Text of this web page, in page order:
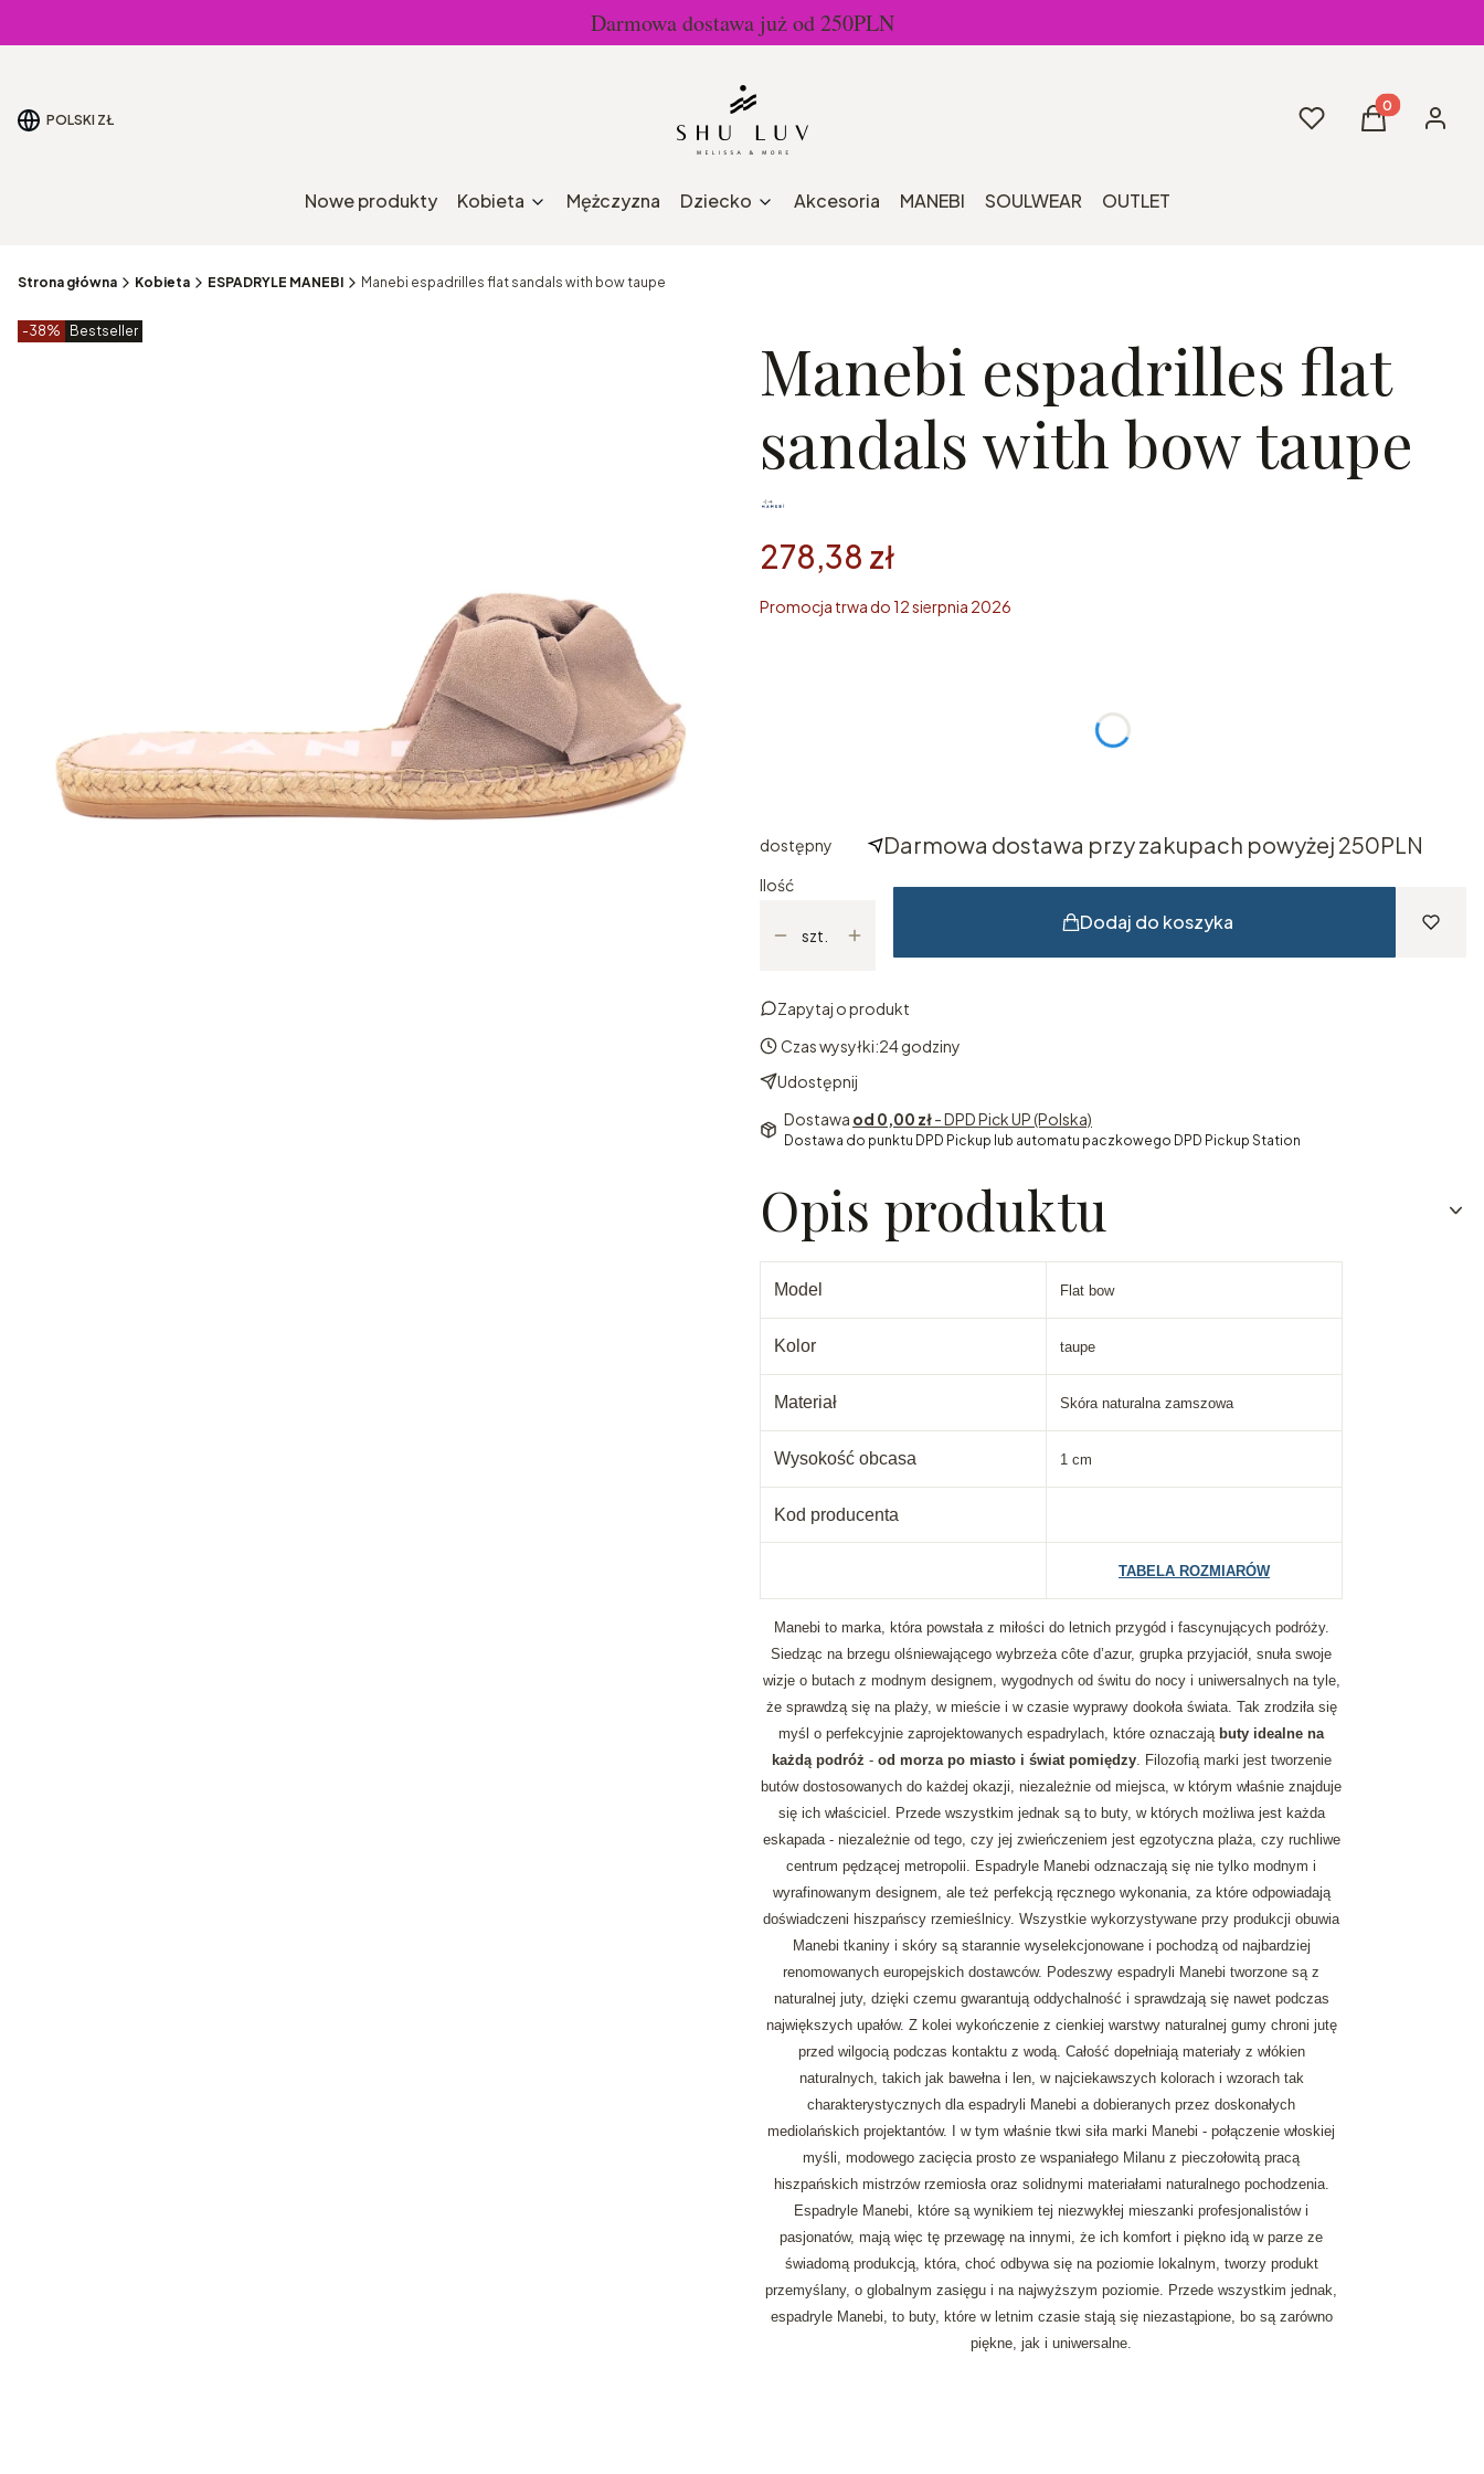
Darmowa dostawa już od 250PLN
POLSKI ZŁ UlubioneProdukty w
Koszyk
Nowe produkty Kobieta Mężczyzna Dziecko Akcesoria MANEBI SOULWEAR OUTLET
Strona główna Kobieta ESPADRYLE MANEBI Manebi espadrilles flat sandals with bow taupe
Etykiety produktu
-38% zniżki
Bestseller
Manebi espadrilles flat
sandals with bow taupe
278,38 zł
Promocja trwa do 12 sierpnia 2026
dostępny Darmowa dostawa przy zakupach powyżej 250PLN
Ilość
szt.
Dodaj do koszyka
Zapytaj o produkt
Czas wysyłki:24 godziny
Udostępnij
Dostawa od 0,00 zł- DPD Pick UP (Polska)
Dostawa do punktu DPD Pickup lub automatu paczkowego DPD Pickup Station
Opis produktu
Model Flat bow
Kolor taupe
Materiał Skóra naturalna zamszowa
Wysokość obcasa 1 cm
Kod producenta
TABELA ROZMIARÓW
Manebi to marka, która powstała z miłości do letnich przygód i fascynujących podróży.
Siedząc na brzegu olśniewającego wybrzeża côte d’azur, grupka przyjaciół, snuła swoje
wizje o butach z modnym designem, wygodnych od świtu do nocy i uniwersalnych na tyle,
że sprawdzą się na plaży, w mieście i w czasie wyprawy dookoła świata. Tak zrodziła się
myśl o perfekcyjnie zaprojektowanych espadrylach, które oznaczają buty idealne na
każdą podróż - od morza po miasto i świat pomiędzy. Filozofią marki jest tworzenie
butów dostosowanych do każdej okazji, niezależnie od miejsca, w którym właśnie znajduje
się ich właściciel. Przede wszystkim jednak są to buty, w których możliwa jest każda
eskapada - niezależnie od tego, czy jej zwieńczeniem jest egzotyczna plaża, czy ruchliwe
centrum pędzącej metropolii. Espadryle Manebi odznaczają się nie tylko modnym i
wyrafinowanym designem, ale też perfekcją ręcznego wykonania, za które odpowiadają
doświadczeni hiszpańscy rzemieślnicy. Wszystkie wykorzystywane przy produkcji obuwia
Manebi tkaniny i skóry są starannie wyselekcjonowane i pochodzą od najbardziej
renomowanych europejskich dostawców. Podeszwy espadryli Manebi tworzone są z
naturalnej juty, dzięki czemu gwarantują oddychalność i sprawdzają się nawet podczas
największych upałów. Z kolei wykończenie z cienkiej warstwy naturalnej gumy chroni jutę
przed wilgocią podczas kontaktu z wodą. Całość dopełniają materiały z włókien
naturalnych, takich jak bawełna i len, w najciekawszych kolorach i wzorach tak
charakterystycznych dla espadryli Manebi a dobieranych przez doskonałych
mediolańskich projektantów. I w tym właśnie tkwi siła marki Manebi - połączenie włoskiej
myśli, modowego zacięcia prosto ze wspaniałego Milanu z pieczołowitą pracą
hiszpańskich mistrzów rzemiosła oraz solidnymi materiałami naturalnego pochodzenia.
Espadryle Manebi, które są wynikiem tej niezwykłej mieszanki profesjonalistów i
pasjonatów, mają więc tę przewagę na innymi, że ich komfort i piękno idą w parze ze
świadomą produkcją, która, choć odbywa się na poziomie lokalnym, tworzy produkt
przemyślany, o globalnym zasięgu i na najwyższym poziomie. Przede wszystkim jednak,
espadryle Manebi, to buty, które w letnim czasie stają się niezastąpione, bo są zarówno
piękne, jak i uniwersalne.